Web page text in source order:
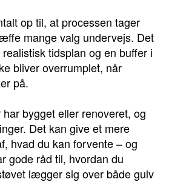
op til, at processen tager
mange valg undervejs. Det
tidsplan og en buffer i
bliver overrumplet, når
på.
bygget eller renoveret, og
Det kan give et mere
hvad du kan forvente – og
gode råd til, hvordan du
lægger sig over både gulv